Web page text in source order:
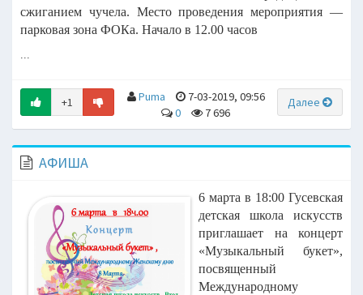
сжиганием чучела. Место проведения мероприятия —
парковая зона ФОКа. Начало в 12.00 часов
...
+1 Далее
Puma
7-03-2019, 09:56
0
7 696
АФИША
6 марта в 18:00 Гусевская
детская школа искусств
приглашает на концерт
«Музыкальный букет»,
посвященный
Международному